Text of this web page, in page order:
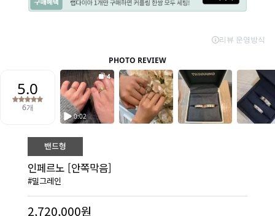
인페르노 [안쪽막음]
#밀그레인
2,720,000원